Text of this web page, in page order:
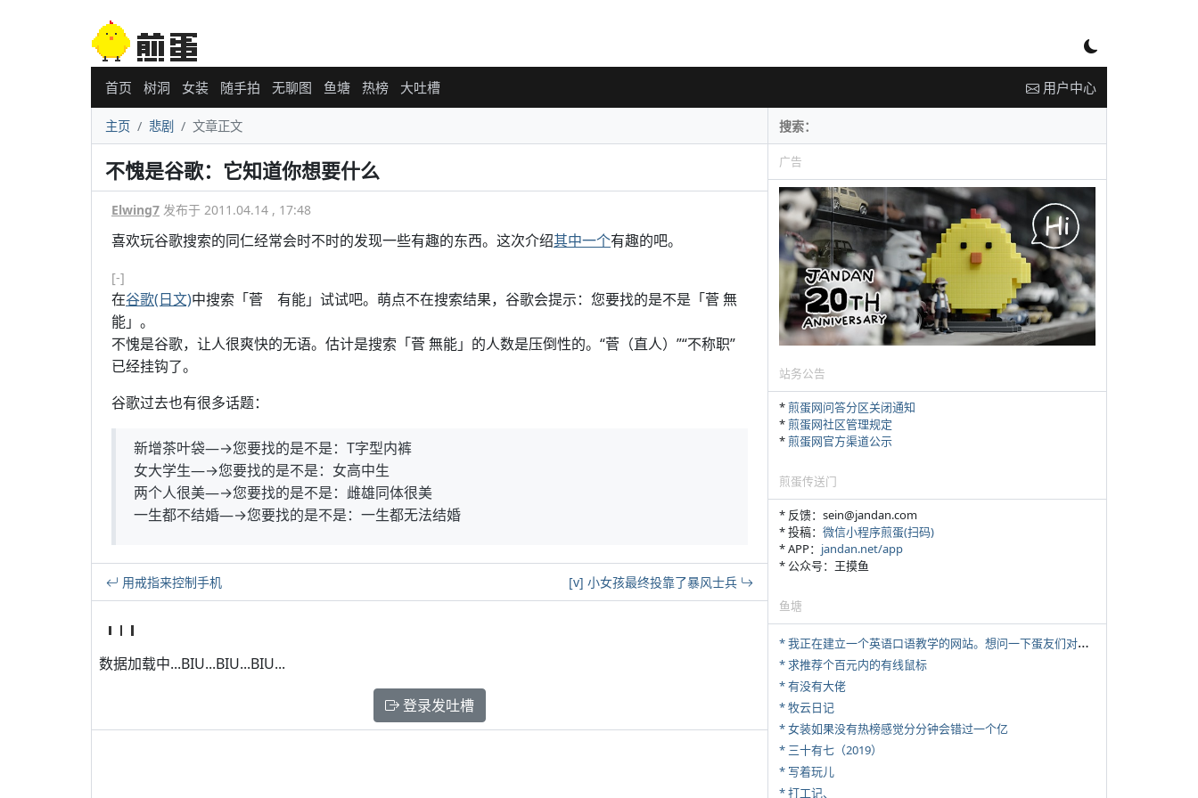
首页 树洞 女装 随手拍 无聊图 鱼塘 热榜 大吐槽 用户中心
主页 悲剧 文章正文
不愧是谷歌：它知道你想要什么
Elwing7 发布于 2011.04.14 , 17:48
喜欢玩谷歌搜索的同仁经常会时不时的发现一些有趣的东西。这次介绍其中一个有趣的吧。
[-]
在谷歌(日文)中搜索「菅 有能」试试吧。萌点不在搜索结果，谷歌会提示：您要找的是不是「菅 無
能」。
不愧是谷歌，让人很爽快的无语。估计是搜索「菅 無能」的人数是压倒性的。“菅（直人）”“不称职”
已经挂钩了。
谷歌过去也有很多话题：
新增茶叶袋—→您要找的是不是：T字型内裤
女大学生—→您要找的是不是：女高中生
两个人很美—→您要找的是不是：雌雄同体很美
一生都不结婚—→您要找的是不是：一生都无法结婚
用戒指来控制手机 [v] 小女孩最终投靠了暴风士兵
数据加载中...BIU...BIU...BIU...
登录发吐槽
广告
站务公告
*煎蛋网问答分区关闭通知
*煎蛋网社区管理规定
*煎蛋网官方渠道公示
煎蛋传送门
* 反馈：sein@jandan.com
* 投稿： 微信小程序煎蛋(扫码)
* APP： jandan.net/app
* 公众号：王摸鱼
鱼塘
*
我正在建立一个英语口语教学的网站。想问一下蛋友们对这类教学机构或网站的痛点。
* 求推荐个百元内的有线鼠标
* 有没有大佬
* 牧云日记
* 女装如果没有热榜感觉分分钟会错过一个亿
* 三十有七（2019）
* 写着玩儿
* 打工记、